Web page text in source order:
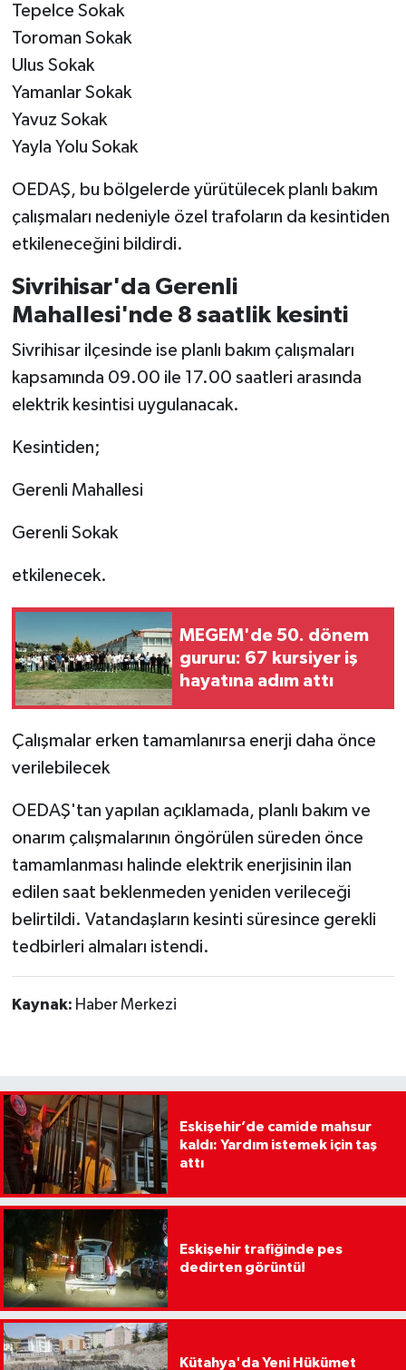
Tepelce Sokak
Toroman Sokak
Ulus Sokak
Yamanlar Sokak
Yavuz Sokak
Yayla Yolu Sokak
OEDAŞ, bu bölgelerde yürütülecek planlı bakım
çalışmaları nedeniyle özel trafoların da kesintiden
etkileneceğini bildirdi.
Sivrihisar'da Gerenli
Mahallesi'nde 8 saatlik kesinti
Sivrihisar ilçesinde ise planlı bakım çalışmaları
kapsamında 09.00 ile 17.00 saatleri arasında
elektrik kesintisi uygulanacak.
Kesintiden;
Gerenli Mahallesi
Gerenli Sokak
etkilenecek.
MEGEM'de 50. dönem
gururu: 67 kursiyer iş
hayatına adım attı
Çalışmalar erken tamamlanırsa enerji daha önce
verilebilecek
OEDAŞ'tan yapılan açıklamada, planlı bakım ve
onarım çalışmalarının öngörülen süreden önce
tamamlanması halinde elektrik enerjisinin ilan
edilen saat beklenmeden yeniden verileceği
belirtildi. Vatandaşların kesinti süresince gerekli
tedbirleri almaları istendi.
Kaynak: Haber Merkezi
Eskişehir’de camide mahsur
kaldı: Yardım istemek için taş
attı
Eskişehir trafiğinde pes
dedirten görüntü!
Kütahya'da Yeni Hükümet